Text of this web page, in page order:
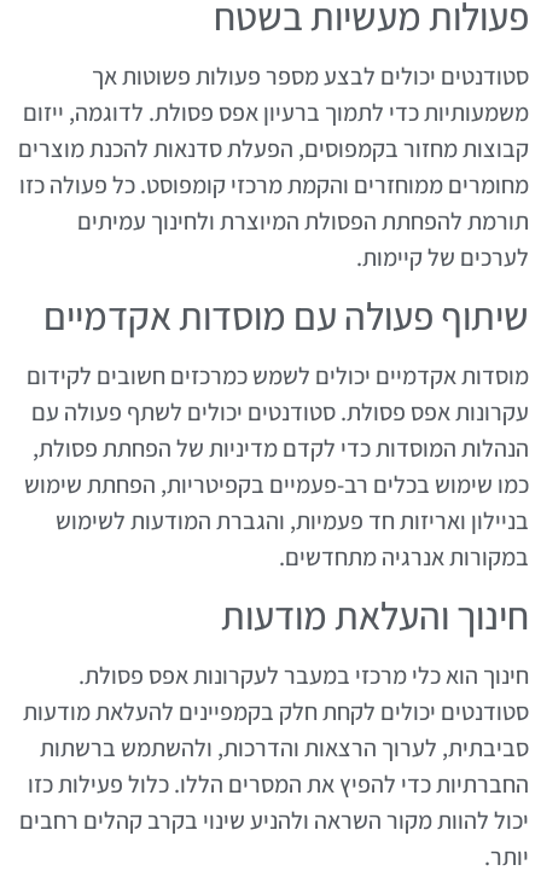
פעולות מעשיות בשטח
סטודנטים יכולים לבצע מספר פעולות פשוטות אך
משמעותיות כדי לתמוך ברעיון אפס פסולת. לדוגמה, ייזום
קבוצות מחזור בקמפוסים, הפעלת סדנאות להכנת מוצרים
מחומרים ממוחזרים והקמת מרכזי קומפוסט. כל פעולה כזו
תורמת להפחתת הפסולת המיוצרת ולחינוך עמיתים
לערכים של קיימות.
שיתוף פעולה עם מוסדות אקדמיים
מוסדות אקדמיים יכולים לשמש כמרכזים חשובים לקידום
עקרונות אפס פסולת. סטודנטים יכולים לשתף פעולה עם
הנהלות המוסדות כדי לקדם מדיניות של הפחתת פסולת,
כמו שימוש בכלים רב-פעמיים בקפיטריות, הפחתת שימוש
בניילון ואריזות חד פעמיות, והגברת המודעות לשימוש
במקורות אנרגיה מתחדשים.
חינוך והעלאת מודעות
חינוך הוא כלי מרכזי במעבר לעקרונות אפס פסולת.
סטודנטים יכולים לקחת חלק בקמפיינים להעלאת מודעות
סביבתית, לערוך הרצאות והדרכות, ולהשתמש ברשתות
החברתיות כדי להפיץ את המסרים הללו. כלול פעילות כזו
יכול להוות מקור השראה ולהניע שינוי בקרב קהלים רחבים
יותר.